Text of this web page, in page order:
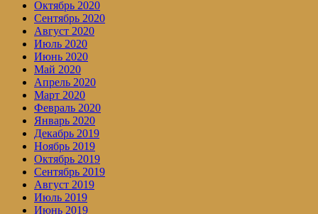
Октябрь 2020
Сентябрь 2020
Август 2020
Июль 2020
Июнь 2020
Май 2020
Апрель 2020
Март 2020
Февраль 2020
Январь 2020
Декабрь 2019
Ноябрь 2019
Октябрь 2019
Сентябрь 2019
Август 2019
Июль 2019
Июнь 2019